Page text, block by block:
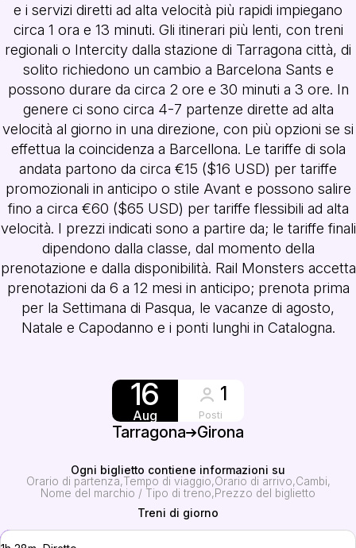
e i servizi diretti ad alta velocità più rapidi impiegano
circa 1 ora e 13 minuti. Gli itinerari più lenti, con treni
regionali o Intercity dalla stazione di Tarragona città, di
solito richiedono un cambio a Barcelona Sants e
possono durare da circa 2 ore e 30 minuti a 3 ore. In
genere ci sono circa 4-7 partenze dirette ad alta
velocità al giorno in una direzione, con più opzioni se si
effettua la coincidenza a Barcellona. Le tariffe di sola
andata partono da circa €15 ($16 USD) per tariffe
promozionali in anticipo o stile Avant e possono salire
fino a circa €60 ($65 USD) per tariffe flessibili ad alta
velocità. I prezzi indicati sono a partire da; le tariffe finali
dipendono dalla classe, dal momento della
prenotazione e dalla disponibilità. Rail Monsters accetta
prenotazioni da 6 a 12 mesi in anticipo; prenota prima
per la Settimana di Pasqua, le vacanze di agosto,
Natale e Capodanno e i ponti lunghi in Catalogna.
16
Aug
1
Posti
Tarragona Girona
Ogni biglietto contiene informazioni su
Orario di partenza Tempo di viaggio Orario di arrivo Cambi
Nome del marchio / Tipo di treno Prezzo del biglietto
Treni di giorno